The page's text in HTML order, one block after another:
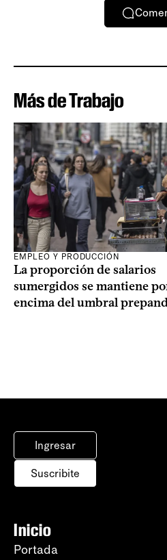
Más de Trabajo
EMPLEO Y PRODUCCIÓN
La proporción de salarios
sumergidos se mantiene
encima del umbral
Ingresar
Suscribite
Inicio
Portada